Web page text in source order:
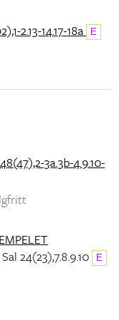
2.13-14.17-18a E
3a.3b-4.9.10-
24(23),7.8.9.10 E